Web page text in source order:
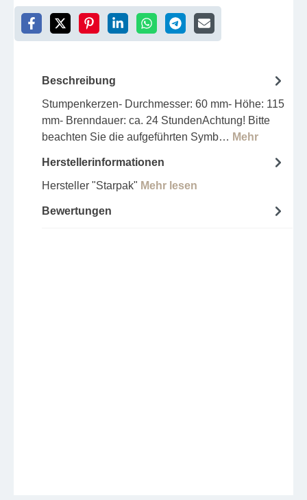
Beschreibung
Stumpenkerzen- Durchmesser: 60 mm- Höhe: 115
mm- Brenndauer: ca. 24 StundenAchtung! Bitte
beachten Sie die aufgeführten Symb… Mehr
Herstellerinformationen
Hersteller "Starpak" Mehr lesen
Bewertungen